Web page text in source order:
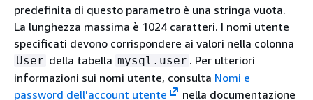
predefinita di questo parametro è una stringa vuota.
La lunghezza massima è 1024 caratteri. I nomi utente
specificati devono corrispondere ai valori nella colonna
User della tabella mysql.user . Per ulteriori
informazioni sui nomi utente, consulta Nomi e
password dell'account utente
nella documentazione